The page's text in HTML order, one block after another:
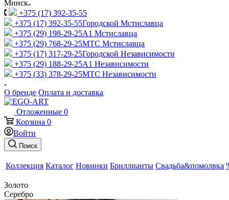
Минск
+375 (17) 392-35-55
+375 (17) 392-35-55Городской Мстиславца
+375 (29) 198-29-25A1 Мстиславца
+375 (29) 768-29-25МТС Мстиславца
+375 (17) 317-29-25Городской Независимости
+375 (29) 188-29-25A1 Независимости
+375 (33) 378-29-25МТС Независимости
О бренде Оплата и доставка
Отложенные 0
Корзина 0
Войти
Поиск
Коллекция Каталог Новинки Бриллианты Свадьба&помолвка
Золото
Серебро